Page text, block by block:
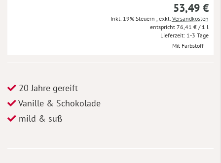
53,49 €
Inkl. 19% Steuern exkl. Versandkosten
76,41 € / 1 l
Lieferzeit 1-3 Tage
Mit Farbstoff
20 Jahre gereift
Vanille & Schokolade
mild & süß